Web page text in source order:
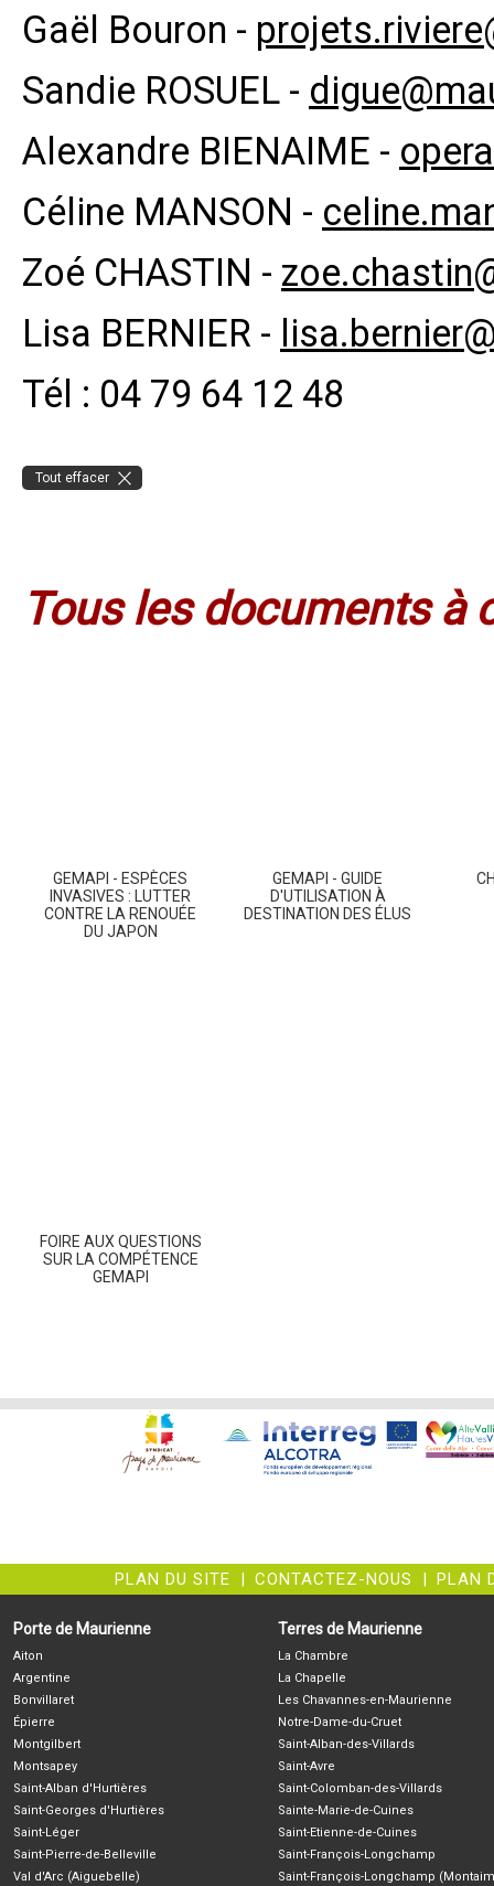
Gaël Bouron -
Sandie ROSUEL -
Alexandre BIENAIME -
Céline MANSON -
Zoé CHASTIN -
Lisa BERNIER -
Tél : 04 79 64 12 48
Tout effacer
Tous les documents à
GEMAPI - ESPÈCES
INVASIVES : LUTTER
CONTRE LA RENOUÉE
DU JAPON
GEMAPI - GUIDE
D'UTILISATION À
DESTINATION DES ÉLUS
FOIRE AUX QUESTIONS
SUR LA COMPÉTENCE
GEMAPI
PLAN DU SITE | CONTACTEZ-NOUS | PLAN
Porte de Maurienne
Aiton
Argentine
Bonvillaret
Épierre
Montgilbert
Montsapey
Saint-Alban d'Hurtières
Saint-Georges d'Hurtières
Saint-Léger
Saint-Pierre-de-Belleville
Val d'Arc (Aiguebelle)
Terres de Maurienne
La Chambre
La Chapelle
Les Chavannes-en-Maurienne
Notre-Dame-du-Cruet
Saint-Alban-des-Villards
Saint-Avre
Saint-Colomban-des-Villards
Sainte-Marie-de-Cuines
Saint-Etienne-de-Cuines
Saint-François-Longchamp
Saint-François-Longchamp